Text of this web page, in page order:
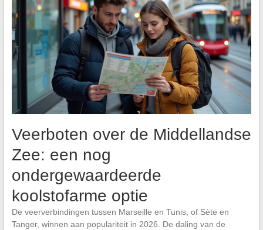
Veerboten over de Middellandse
Zee: een nog
ondergewaardeerde
koolstofarme optie
De veerverbindingen tussen Marseille en Tunis, of Sète en
Tanger, winnen aan populariteit in 2026. De daling van de